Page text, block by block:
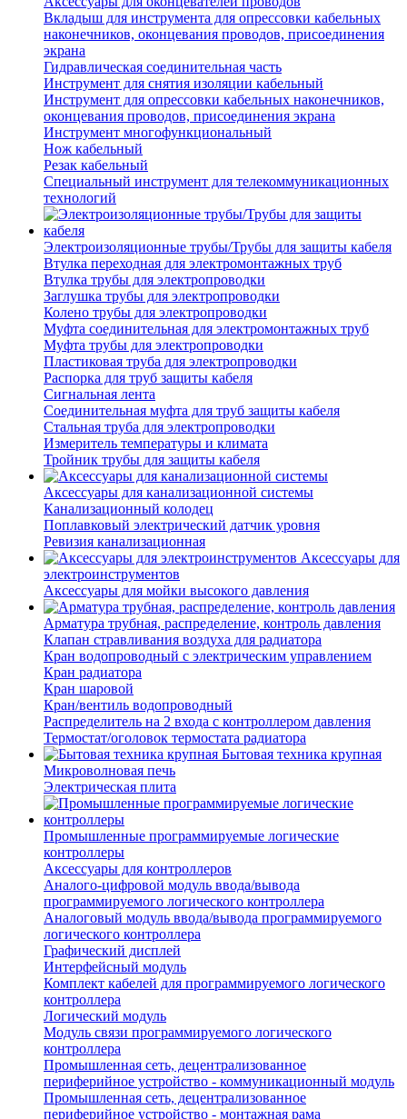
Вкладыш для инструмента для опрессовки кабельных
наконечников, оконцевания проводов, присоединения
экрана
Гидравлическая соединительная часть
Инструмент для снятия изоляции кабельный
Инструмент для опрессовки кабельных наконечников,
оконцевания проводов, присоединения экрана
Инструмент многофункциональный
Нож кабельный
Резак кабельный
Специальный инструмент для телекоммуникационных
технологий
Электроизоляционные трубы/Трубы для защиты кабеля
Втулка переходная для электромонтажных труб
Втулка трубы для электропроводки
Заглушка трубы для электропроводки
Колено трубы для электропроводки
Муфта соединительная для электромонтажных труб
Муфта трубы для электропроводки
Пластиковая труба для электропроводки
Распорка для труб защиты кабеля
Сигнальная лента
Соединительная муфта для труб защиты кабеля
Стальная труба для электропроводки
Измеритель температуры и климата
Тройник трубы для защиты кабеля
Аксессуары для канализационной системы
Канализационный колодец
Поплавковый электрический датчик уровня
Ревизия канализационная
Аксессуары для
электроинструментов
Аксессуары для мойки высокого давления
Арматура трубная, распределение, контроль давления
Клапан стравливания воздуха для радиатора
Кран водопроводный с электрическим управлением
Кран радиатора
Кран шаровой
Кран/вентиль водопроводный
Распределитель на 2 входа с контроллером давления
Термостат/оголовок термостата радиатора
Бытовая техника крупная
Микроволновая печь
Электрическая плита
Промышленные программируемые логические
контроллеры
Аксессуары для контроллеров
Аналого-цифровой модуль ввода/вывода
программируемого логического контроллера
Аналоговый модуль ввода/вывода программируемого
логического контроллера
Графический дисплей
Интерфейсный модуль
Комплект кабелей для программируемого логического
контроллера
Логический модуль
Модуль связи программируемого логического
контроллера
Промышленная сеть, децентрализованное
периферийное устройство - коммуникационный модуль
Промышленная сеть, децентрализованное
периферийное устройство - монтажная рама